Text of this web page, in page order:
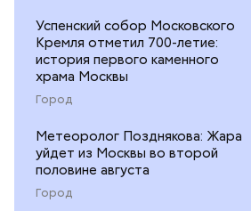
Успенский собор Московского
Кремля отметил 700-летие:
история первого каменного
храма Москвы
Город
Метеоролог Позднякова: Жара
уйдет из Москвы во второй
половине августа
Город